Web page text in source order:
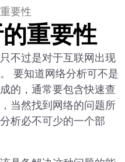
要性
重要性
不过是对于互联网出现
要知道网络分析可不是
的，通常要包含快速查
当然找到网络的问题所
析必不可少的一个部